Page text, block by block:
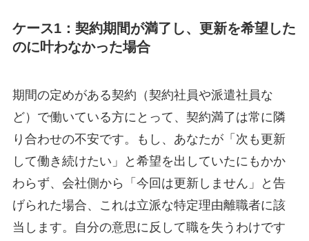
ケース1：契約期間が満了し、更新を希望した
のに叶わなかった場合
期間の定めがある契約（契約社員や派遣社員な
ど）で働いている方にとって、契約満了は常に隣
り合わせの不安です。もし、あなたが「次も更新
して働き続けたい」と希望を出していたにもかか
わらず、会社側から「今回は更新しません」と告
げられた場合、これは立派な特定理由離職者に該
当します。自分の意思に反して職を失うわけです